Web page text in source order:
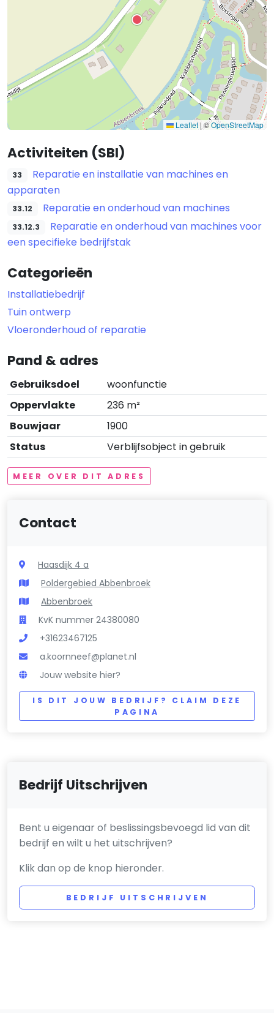
Leaflet |©OpenStreetMap
Activiteiten (SBI)
33
Reparatie en installatie van machines en
apparaten
33.12 Reparatie en onderhoud van machines
33.12.3
Reparatie en onderhoud van machines voor
een specifieke bedrijfstak
Categorieën
Installatiebedrijf
Tuin ontwerp
Vloeronderhoud of reparatie
Pand & adres
Gebruiksdoel
woonfunctie
Oppervlakte
236 m²
Bouwjaar
1900
Status
Verblijfsobject in gebruik
MEER OVER DIT ADRES
Contact
Haasdijk 4 a
Poldergebied Abbenbroek
Abbenbroek
KvK nummer 24380080
+31623467125
a.koornneef@planet.nl
Jouw website hier?
IS DIT JOUW BEDRIJF? CLAIM DEZE
PAGINA
Bedrijf Uitschrijven
Bent u eigenaar of beslissingsbevoegd lid van dit
bedrijf en wilt u het uitschrijven?
Klik dan op de knop hieronder.
BEDRIJF UITSCHRIJVEN